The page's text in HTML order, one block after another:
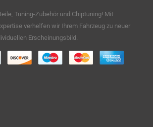
Tuning-Zubehör und Chiptuning! Mit
verhelfen wir Ihrem Fahrzeug zu neuer
Erscheinungsbild.